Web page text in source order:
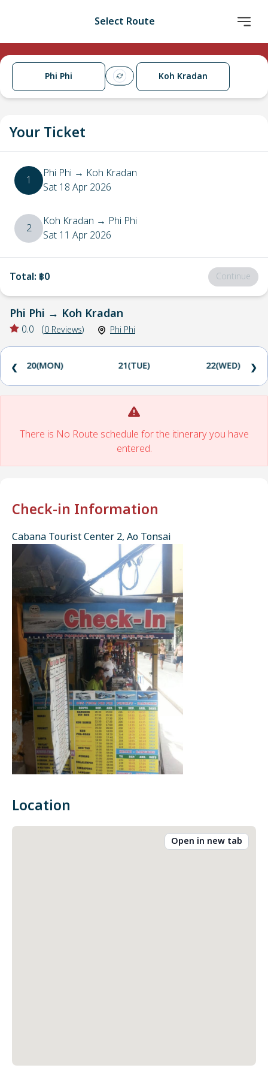
Select Route
Phi Phi Koh Kradan
Your Ticket
1 Phi Phi → Koh Kradan
Sat 18 Apr 2026
2 Koh Kradan → Phi Phi
Sat 11 Apr 2026
Total: ฿0 Continue
Phi Phi → Koh Kradan
0.0 (0 Reviews) Phi Phi
20(MON) 21(TUE) 22(WED)
❮ ❯
There is No Route schedule for the itinerary you have
entered.
Check-in Information
Cabana Tourist Center 2, Ao Tonsai
Location
Open in new tab